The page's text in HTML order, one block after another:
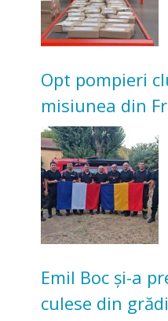
Opt pompieri
misiunea din
incendii de
Emil Boc și-a
culese din